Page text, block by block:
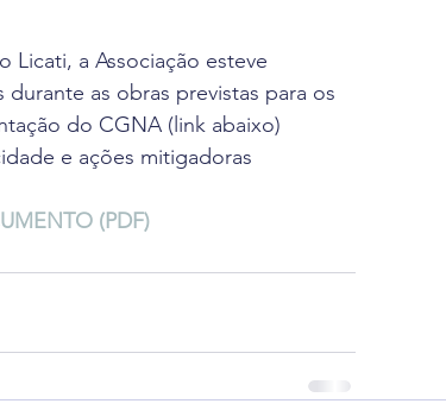
Licati, a Associação esteve
as obras previstas para os
do CGNA (link abaixo)
e ações mitigadoras
(PDF)